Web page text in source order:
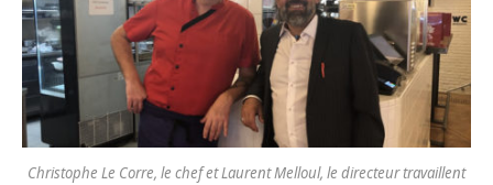
Christophe Le Corre, le chef et Laurent Melloul, le directeur travaillent